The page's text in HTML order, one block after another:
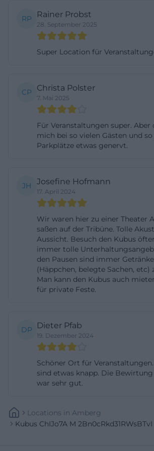
Kombination aus zentraler Lage,
und direkt verfügbaren
kubus zu einer Location, die
Besucherkomfort überzeugt.
Die Kapazität des kubus
für unterschiedliche
gut skalierbar. Laut offizieller
Dokumentation verfügt der Saal
im Parkett und 48 Sitzplätze auf
304 Sitzplätze in der
fester Bühne. Für Stehkonzerte
Besucher möglich. Die Bühne
erweiterbar, wodurch sich die Zahl
nach Bühnenlayout
Erweiterung bleibt die Empore
erhalten, während sich die
schrittweise reduziert. Diese
Veranstalter besonders wertvoll,
anpasst. Für ein Theaterstück
andere Bestuhlung als für ein
Präsentation oder eine Gala. Der
vorbereitet und kann deshalb
auch größere Formate sauber
Ursensollen.pdf))
RP Rainer Probst
28. September 2025
Super Location für
CP Christa Polster
7. Mai 2025
Für Veranstaltungen super. Aber
mich bei so vielen Gästen und
Parkplätze etwas genervt.
JH Josefine Hofmann
17. April 2024
Wir waren hier zu einer Theater
saßen auf der Tribüne. Tolle
Aussicht. Besuch den Kubus
immer tolle
den Pausen sind immer
(Häppchen, belegte Sachen, etc)
Man kann den Kubus auch
für private Feste.
DP Dieter Pfab
19. Dezember 2024
Schöner Ort für
sind etwas knapp. Die
war sehr gut.
Locations In Amberg
Kubus ChIJo7A M 2Bn0cRkd31RWsBTvI